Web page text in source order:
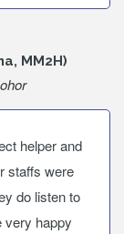
MM2H)
helper and
staffs were
do listen to
very happy